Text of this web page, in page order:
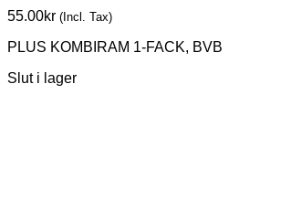
55.00kr (Incl. Tax)
PLUS KOMBIRAM 1-FACK, BVB
Slut i lager